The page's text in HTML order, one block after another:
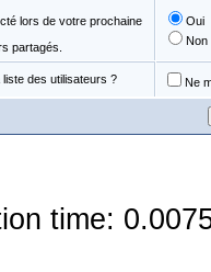
lors de votre prochaine
partagés.
Oui
Non
des utilisateurs ? Ne
time: